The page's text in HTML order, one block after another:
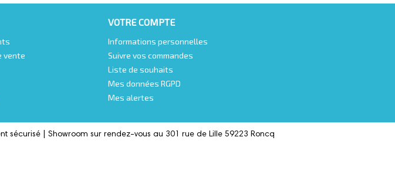
vente
VOTRE COMPTE
Informations personnelles
Suivre vos commandes
Liste de souhaits
Mes données RGPD
Mes alertes
sécurisé | Showroom sur rendez-vous au 301 rue de Lille 59223 Roncq